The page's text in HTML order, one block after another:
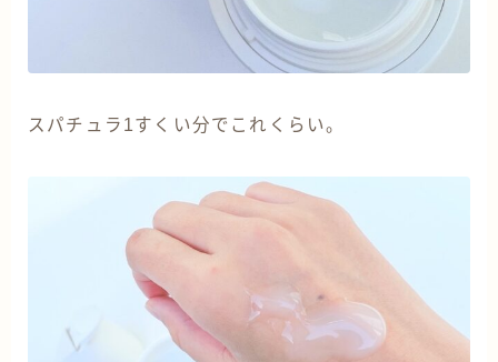
スパチュラ1すくい分でこれくらい。